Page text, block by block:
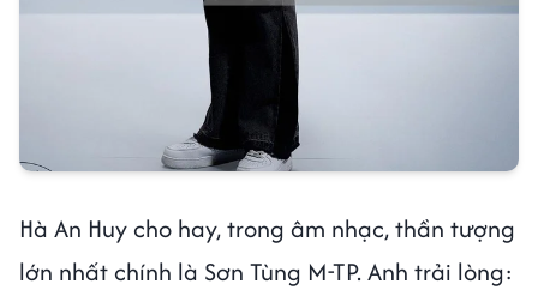
Hà An Huy cho hay, trong âm nhạc, thần tượng
lớn nhất chính là Sơn Tùng M-TP. Anh trải lòng: